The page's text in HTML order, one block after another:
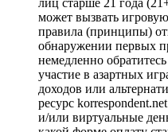
лиц старше 21 года
может вызвать
правила (принципы)
обнаружении первых
немедленно
участие в азартных
доходов или
ресурс
и/или виртуальные